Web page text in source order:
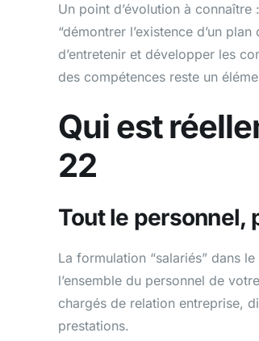
Un point d’évolution à
“démontrer l’existence d’un
d’entretenir et développer les
des compétences reste un
Qui est
22
Tout le personnel,
La formulation “salariés” dans
l’ensemble du personnel de
chargés de relation entreprise,
prestations.